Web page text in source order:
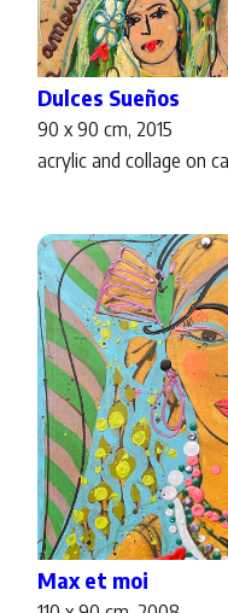
Dulces Sueños
90 x 90 cm, 2015
acrylic and collage on
Max et moi